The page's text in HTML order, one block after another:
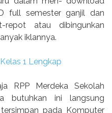
full semester ganjil dan
atau dibingunkan
iklannya.
1 Lengkap
RPP Merdeka Sekolah
butuhkan ini langsung
pada Komputer